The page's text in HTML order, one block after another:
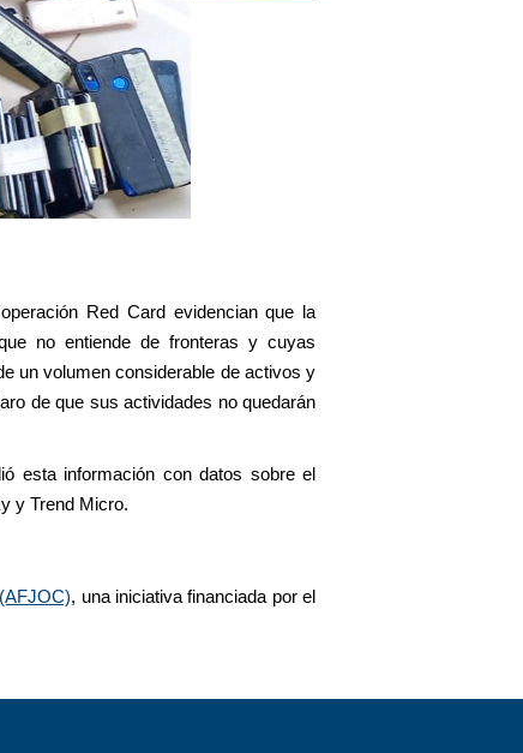
Red Card evidencian que la
no entiende de fronteras y cuyas
un volumen considerable de activos y
de que sus actividades no quedarán
esta información con datos sobre el
y Trend Micro.
, una iniciativa financiada por el